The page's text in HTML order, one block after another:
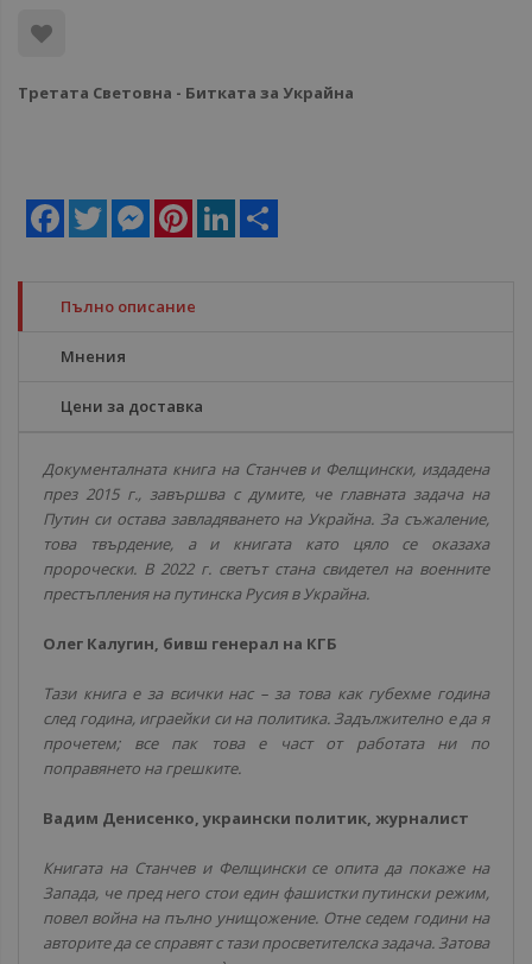
Третата Световна - Битката за Украйна
Facebook
Twitter MessengerPinterestLinkedIn
Пълно описание
Мнения
Цени за доставка
Документалната книга на Станчев и Фелщински, издадена
през 2015 г., завършва с думите, че главната задача на
Путин си остава завладяването на Украйна. За съжаление,
това твърдение, а и книгата като цяло се оказаха
пророчески. В 2022 г. светът стана свидетел на военните
престъпления на путинска Русия в Украйна.
Олег Калугин, бивш генерал на КГБ
Тази книга е за всички нас – за това как губехме година
след година, играейки си на политика. Задължително е да я
прочетем; все пак това е част от работата ни по
поправянето на грешките.
Вадим Денисенко, украински политик, журналист
Книгата на Станчев и Фелщински се опита да покаже на
Запада, че пред него стои един фашистки путински режим,
повел война на пълно унищожение. Отне седем години на
авторите да се справят с тази просветителска задача. Затова